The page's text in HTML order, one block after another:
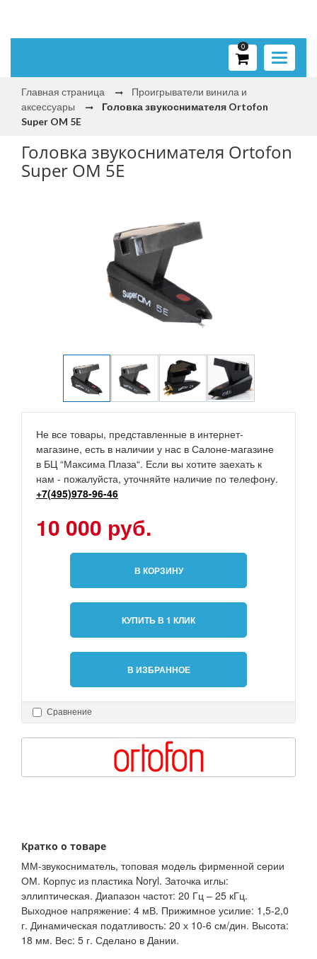
Toggle
0
Главная страница
Проигрыватели винила и
аксессуары
Головка звукоснимателя Ortofon
Super OM 5E
Головка звукоснимателя Ortofon
Super OM 5E
Не все товары, представленные в интернет-
магазине, есть в наличии у нас в Салоне-магазине
в БЦ “Максима Плаза“. Если вы хотите заехать к
нам - пожалуйста, уточняйте наличие по телефону.
+7(495)978-96-46
10 000 руб.
В КОРЗИНУ
КУПИТЬ В 1 КЛИК
В ИЗБРАННОЕ
Сравнение
Кратко о товаре
ММ-звукосниматель, топовая модель фирменной серии
ОМ. Корпус из пластика Noryl. Заточка иглы:
эллиптическая. Диапазон частот: 20 Гц – 25 кГц.
Выходное напряжение: 4 мВ. Прижимное усилие: 1,5-2,0
г. Динамическая податливость: 20 х 10-6 см/дин. Высота:
18 мм. Вес: 5 г. Сделано в Дании.